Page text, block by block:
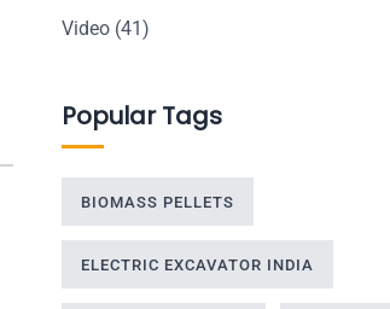
Video (41)
Popular Tags
BIOMASS PELLETS
ELECTRIC EXCAVATOR INDIA